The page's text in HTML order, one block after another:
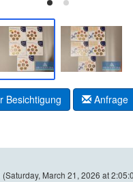
Besichtigung Anfrage
(Saturday, March 21, 2026 at